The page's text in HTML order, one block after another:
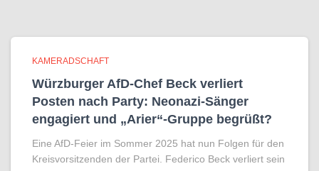
KAMERADSCHAFT
Würzburger AfD-Chef Beck verliert
Posten nach Party: Neonazi-Sänger
engagiert und „Arier“-Gruppe begrüßt?
Eine AfD-Feier im Sommer 2025 hat nun Folgen für den
Kreisvorsitzenden der Partei. Federico Beck verliert sein